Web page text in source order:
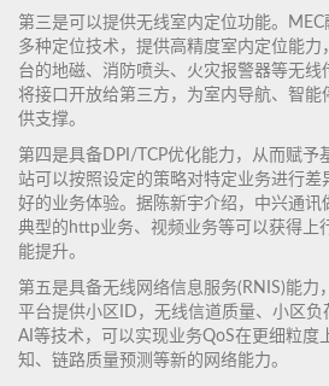
第三是可以提供无线室内定位功能。
多种定位技术，提供高精度室内定位能力
台的地磁、消防喷头、火灾报警器等无
将接口开放给第三方，为室内导航、智能
供支撑。
第四是具备DPI/TCP优化能力，从而赋予
站可以按照设定的策略对特定业务进行差
好的业务体验。据陈新宇介绍，中兴通讯
典型的http业务、视频业务等可以获得上
能提升。
第五是具备无线网络信息服务(RNIS)能力
平台提供小区ID，无线信道质量、小区负
AI等技术，可以实现业务QoS在更细粒度
知、链路质量预测等新的网络能力。